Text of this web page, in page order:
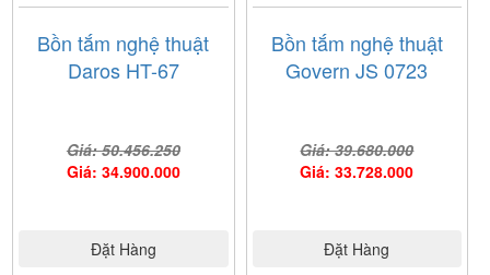
Bồn tắm nghệ thuật
Daros HT-67
Giá: 50.456.250
Giá: 34.900.000
Đặt Hàng
Bồn tắm nghệ thuật
Govern JS 0723
Giá: 39.680.000
Giá: 33.728.000
Đặt Hàng